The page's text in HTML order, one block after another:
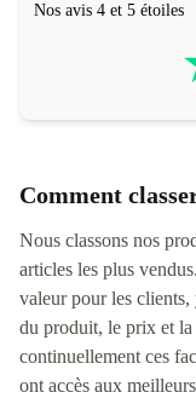
Nos avis 4 et 5 étoiles
Comment
Nous classons nos
articles les plus
valeur pour les clients,
du produit, le prix et
continuellement ces
ont accès aux